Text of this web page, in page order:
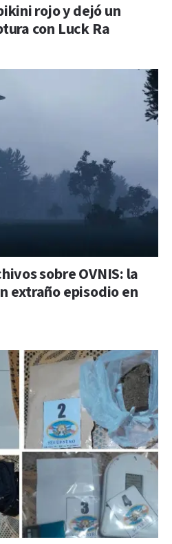
rojo y dejó un
con Luck Ra
sobre OVNIS: la
extraño episodio en